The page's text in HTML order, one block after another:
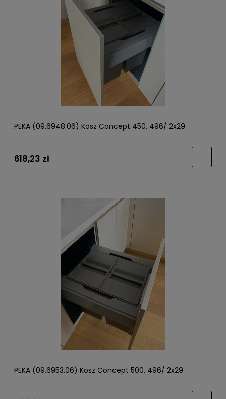
PEKA (09.6948.06) Kosz Concept 450, 496/ 2x29
618,23 zł
PEKA (09.6953.06) Kosz Concept 500, 496/ 2x29